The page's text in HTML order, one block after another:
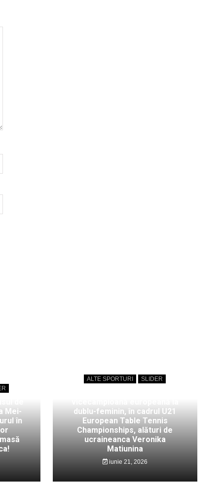
Mei-
în
ALTE SPORTURI SLIDER
dublu-feminin, în cadrul U21
European Table Tennis
Championships, alături de
ucraineanca Veronika
Matiunina
iunie 21, 2026